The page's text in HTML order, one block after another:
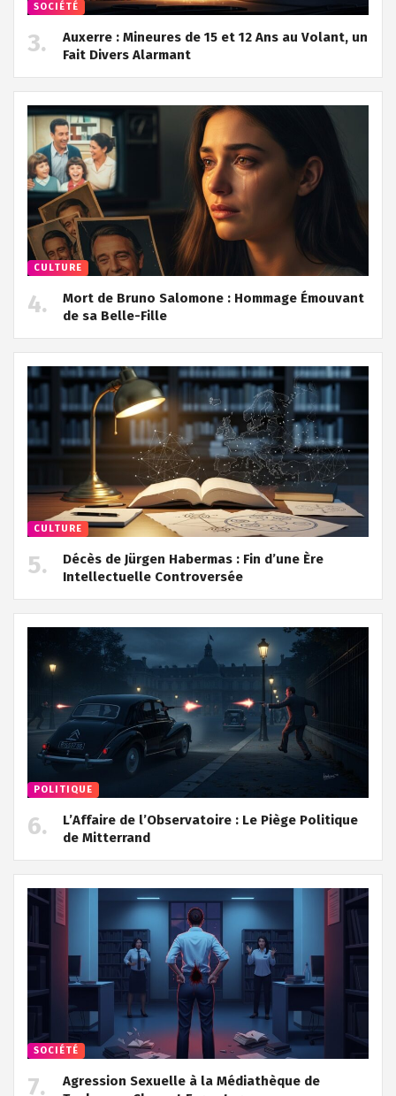
SOCIÉTÉ
Auxerre : Mineures de 15 et 12 Ans au Volant, un
Fait Divers Alarmant
CULTURE
Mort de Bruno Salomone : Hommage Émouvant
de sa Belle-Fille
CULTURE
Décès de Jürgen Habermas : Fin d’une Ère
Intellectuelle Controversée
POLITIQUE
L’Affaire de l’Observatoire : Le Piège Politique
de Mitterrand
SOCIÉTÉ
Agression Sexuelle à la Médiathèque de